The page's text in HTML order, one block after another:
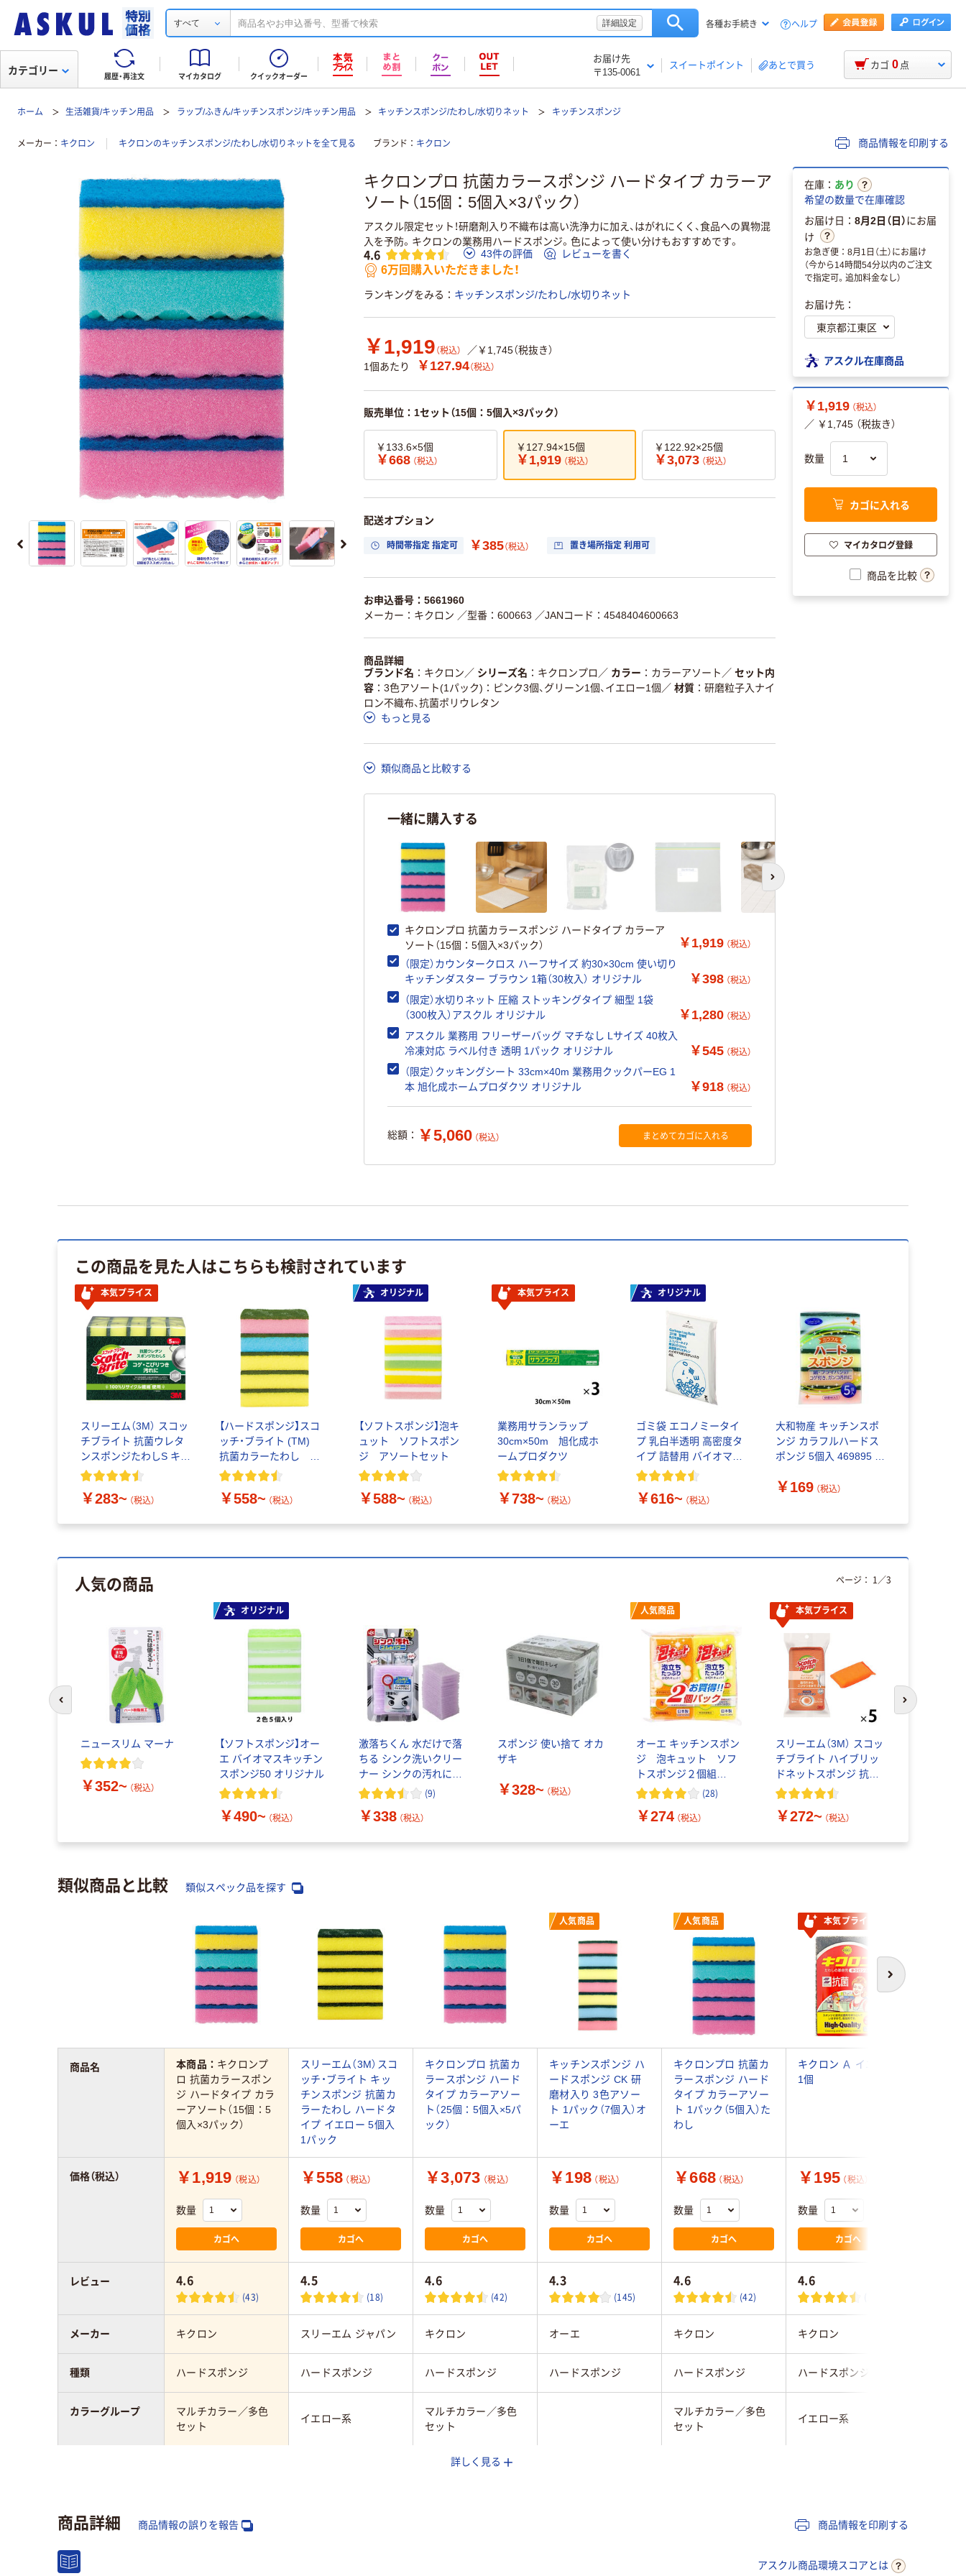
すべて 詳細設定 各種お手続き ヘルプ
履歴・再注文 マイカタログ クイックオーダー
お届け先
〒135-0061
スイートポイント あとで買う
カテゴリー カゴ 0 点
ホーム 生活雑貨/キッチン用品 ラップ/ふきん/キッチンスポンジ/キッチン用品 キッチンスポンジ/たわし/水切りネット キッチンスポンジ
メーカー キクロン キクロンのキッチンスポンジ/たわし/水切りネットを全て見る ブランド キクロン 商品情報を印刷する
キクロンプロ 抗菌カラースポンジ ハードタイプ カラーア
ソート（15個：5個入×3パック）
アスクル限定セット！研磨剤入り不織布は高い洗浄力に加え、はがれにくく、食品への異物混
入を予防。キクロンの業務用ハードスポンジ。色によって使い分けもおすすめです。
4.6 43件の評価 レビューを書く
6万回購入いただきました！
ランキングをみる キッチンスポンジ/たわし/水切りネット
￥1,919 （税込）
／￥1,745（税抜き）
1個あたり
￥127.94（税込）
販売単位：1セット（15個：5個入×3パック）
￥133.6×5個
￥668 （税込）
￥127.94×15個
￥1,919 （税込）
￥122.92×25個
￥3,073 （税込）
配送オプション
時間帯指定 指定可 ￥385（税込） 置き場所指定 利用可
お申込番号：5661960
メーカー：キクロン ／型番：600663 ／JANコード：4548404600663
商品詳細
ブランド名
キクロン ／ シリーズ名 キクロンプロ ／ カラー カラーアソート ／ セット内
容
3色アソート(1パック)：ピンク3個、グリーン1個、イエロー1個 ／ 材質
研磨粒子入ナイ
ロン不織布、抗菌ポリウレタン
もっと見る
類似商品と比較する
一緒に購入する
次のスライドへ
キクロンプロ 抗菌カラースポンジ ハードタイプ カラーア
ソート（15個：5個入×3パック）
￥1,919 （税込）
（限定）カウンタークロス ハーフサイズ 約30×30cm 使い切り
キッチンダスター ブラウン 1箱（30枚入） オリジナル
￥398 （税込）
（限定）水切りネット 圧縮 ストッキングタイプ 細型 1袋
（300枚入）アスクル オリジナル
￥1,280 （税込）
アスクル 業務用 フリーザーバッグ マチなし Lサイズ 40枚入
冷凍対応 ラベル付き 透明 1パック オリジナル
￥545 （税込）
（限定）クッキングシート 33cm×40m 業務用クックパーEG 1
本 旭化成ホームプロダクツ オリジナル
￥918 （税込）
総額： ￥5,060 （税込） まとめてカゴに入れる
在庫： あり
希望の数量で在庫確認
お届け日： 8月2日（日）にお届
け
お急ぎ便：8月1日（土）にお届け
（今から14時間54分以内のご注文
で指定可。追加料金なし）
お届け先：
アスクル在庫商品
￥1,919 （税込）
／ ￥1,745 （税抜き）
数量
カゴに入れる
マイカタログ登録
商品を比較
この商品を見た人はこちらも検討されています
本気プライス
スリーエム（3M） スコッ
チブライト 抗菌ウレタ
ンスポンジたわしS キッ
チン 食器洗い
￥283~ （税込）
【ハードスポンジ】スコ
ッチ・ブライト (TM)
抗菌カラーたわし ハ
ードタイプ スリーエ
￥558~ （税込）
オリジナル
【ソフトスポンジ】泡キ
ュット ソフトスポン
ジ アソートセット
￥588~ （税込）
本気プライス
業務用サランラップ
30cm×50m 旭化成ホ
ームプロダクツ
￥738~ （税込）
オリジナル
ゴミ袋 エコノミータイ
プ 乳白半透明 高密度タ
イプ 詰替用 バイオマス
素材10％配合
￥616~ （税込）
大和物産 キッチンスポ
ンジ カラフルハードス
ポンジ 5個入 469895 1
￥169 （税込）
人気の商品
ニュースリム マーナ
￥352~ （税込）
オリジナル
【ソフトスポンジ】オー
エ バイオマスキッチン
スポンジ50 オリジナル
￥490~ （税込）
激落ちくん 水だけで落
ちる シンク洗いクリー
ナー シンクの汚れにゴ
ムのパワー 水アカ・ヌメ
(9)
￥338 （税込）
スポンジ 使い捨て オカ
ザキ
￥328~ （税込）
人気商品
オーエ キッチンスポン
ジ 泡キュット ソフ
トスポンジ２個組
50980 1セット（2個）
(28)
￥274 （税込）
本気プライス
スリーエム（3M） スコッ
チブライト ハイブリッ
ドネットスポンジ 抗菌
キッチン 食器洗い グラ
￥272~ （税込）
ページ： 1 ／3
前のスライドへ 次のスライド
類似商品と比較 類似スペック品を探す
次へ
人気商品 人気商品 本気プライス
本商品： キクロンプ
ロ 抗菌カラースポン
ジ ハードタイプ カラ
ーアソート（15個：5
個入×3パック）
スリーエム（3M）スコ
ッチ・ブライト キッ
チンスポンジ 抗菌カ
ラーたわし ハードタ
イプ イエロー 5個入
1パック
キクロンプロ 抗菌カ
ラースポンジ ハード
タイプ カラーアソー
ト（25個：5個入×5パ
ック）
キッチンスポンジ ハ
ードスポンジ CK 研
磨材入り 3色アソー
ト 1パック（7個入）オ
ーエ
キクロンプロ 抗菌カ
ラースポンジ ハード
タイプ カラーアソー
ト 1パック（5個入）た
わし
キクロン Ａ イエロー
1個
￥1,919 （税込）
数量
カゴへ
￥558 （税込）
数量
カゴへ
￥3,073 （税込）
数量
カゴへ
￥198 （税込）
数量
カゴへ
￥668 （税込）
数量
カゴへ
￥195 （税込）
数量
カゴへ
4.6
(43)
4.5
(18)
4.6
(42)
4.3
(145)
4.6
(42)
4.6
(158)
キクロン スリーエム ジャパン キクロン オーエ キクロン キクロン
ハードスポンジ ハードスポンジ ハードスポンジ ハードスポンジ ハードスポンジ ハードスポンジ
マルチカラー／多色
セット
イエロー系
マルチカラー／多色
セット
マルチカラー／多色
セット
イエロー系
キッチン・台所
商品名
価格（税込）
レビュー
メーカー
種類
カラーグループ
スコア
詳しく見る
商品詳細 商品情報の誤りを報告 商品情報を印刷する
アスクル商品環境スコアとは